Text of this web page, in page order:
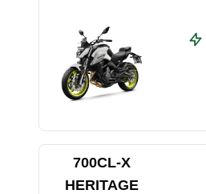
700CL-X
HERITAGE